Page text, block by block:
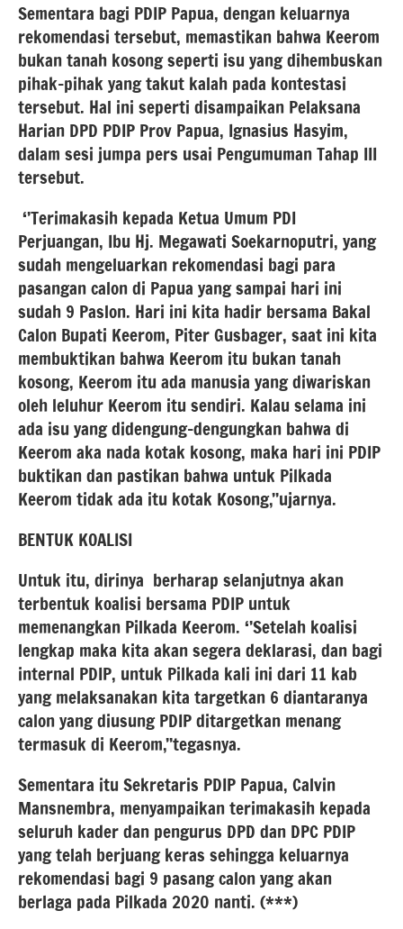
Sementara bagi PDIP Papua, dengan keluarnya
rekomendasi tersebut, memastikan bahwa Keerom
bukan tanah kosong seperti isu yang dihembuskan
pihak-pihak yang takut kalah pada kontestasi
tersebut. Hal ini seperti disampaikan Pelaksana
Harian DPD PDIP Prov Papua, Ignasius Hasyim,
dalam sesi jumpa pers usai Pengumuman Tahap III
tersebut.
‘’Terimakasih kepada Ketua Umum PDI
Perjuangan, Ibu Hj. Megawati Soekarnoputri, yang
sudah mengeluarkan rekomendasi bagi para
pasangan calon di Papua yang sampai hari ini
sudah 9 Paslon. Hari ini kita hadir bersama Bakal
Calon Bupati Keerom, Piter Gusbager, saat ini kita
membuktikan bahwa Keerom itu bukan tanah
kosong, Keerom itu ada manusia yang diwariskan
oleh leluhur Keerom itu sendiri. Kalau selama ini
ada isu yang didengung-dengungkan bahwa di
Keerom aka nada kotak kosong, maka hari ini PDIP
buktikan dan pastikan bahwa untuk Pilkada
Keerom tidak ada itu kotak Kosong,’’ujarnya.
BENTUK KOALISI
Untuk itu, dirinya berharap selanjutnya akan
terbentuk koalisi bersama PDIP untuk
memenangkan Pilkada Keerom. ‘’Setelah koalisi
lengkap maka kita akan segera deklarasi, dan bagi
internal PDIP, untuk Pilkada kali ini dari 11 kab
yang melaksanakan kita targetkan 6 diantaranya
calon yang diusung PDIP ditargetkan menang
termasuk di Keerom,’’tegasnya.
Sementara itu Sekretaris PDIP Papua, Calvin
Mansnembra, menyampaikan terimakasih kepada
seluruh kader dan pengurus DPD dan DPC PDIP
yang telah berjuang keras sehingga keluarnya
rekomendasi bagi 9 pasang calon yang akan
berlaga pada Pilkada 2020 nanti. (***)